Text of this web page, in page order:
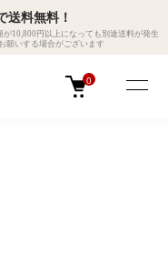
送料無料！
10,800円以上になっても別途送料が発生
願いする場合がございます
0